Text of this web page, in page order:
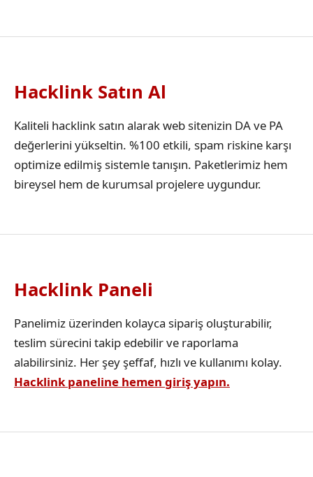
Hacklink Satın Al
Kaliteli hacklink satın alarak web sitenizin DA ve PA
değerlerini yükseltin. %100 etkili, spam riskine karşı
optimize edilmiş sistemle tanışın. Paketlerimiz hem
bireysel hem de kurumsal projelere uygundur.
Hacklink Paneli
Panelimiz üzerinden kolayca sipariş oluşturabilir,
teslim sürecini takip edebilir ve raporlama
alabilirsiniz. Her şey şeffaf, hızlı ve kullanımı kolay.
Hacklink paneline hemen giriş yapın.